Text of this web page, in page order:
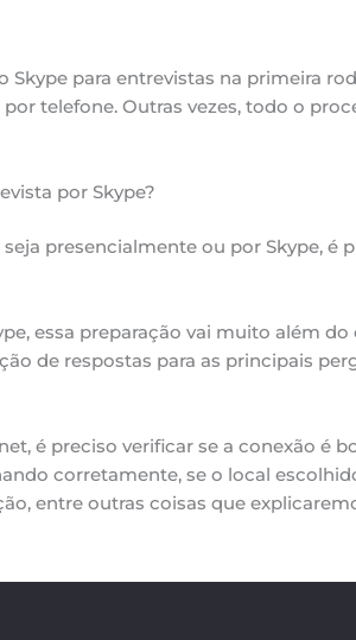
Skype para entrevistas na primeira
telefone. Outras vezes, todo o
por Skype?
presencialmente ou por Skype, é
essa preparação vai muito além
de respostas para as principais
é preciso verificar se a conexão é
corretamente, se o local
entre outras coisas que